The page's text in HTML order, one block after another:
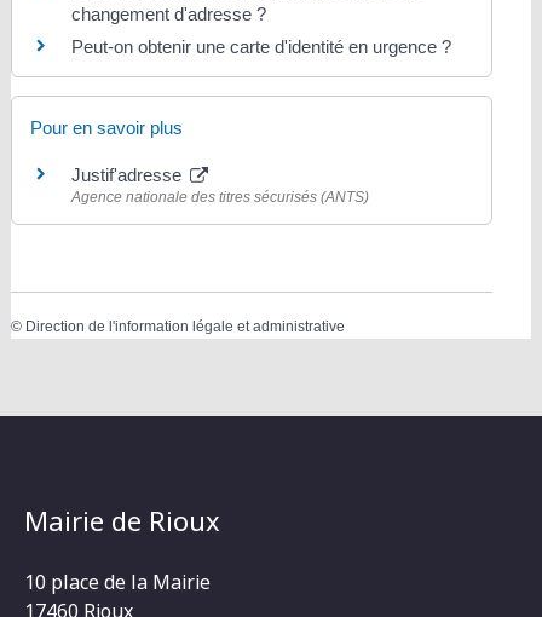
changement d'adresse ?
Peut-on obtenir une carte d'identité en urgence ?
Pour en savoir plus
Justif'adresse
Agence nationale des titres sécurisés (ANTS)
© Direction de l'information légale et administrative
Mairie de Rioux
10 place de la Mairie
17460 Rioux